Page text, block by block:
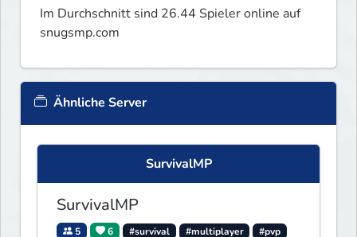
Im Durchschnitt sind 26.44 Spieler online auf
snugsmp.com
Ähnliche Server
SurvivalMP
SurvivalMP
5 6 #survival #multiplayer
#pvp